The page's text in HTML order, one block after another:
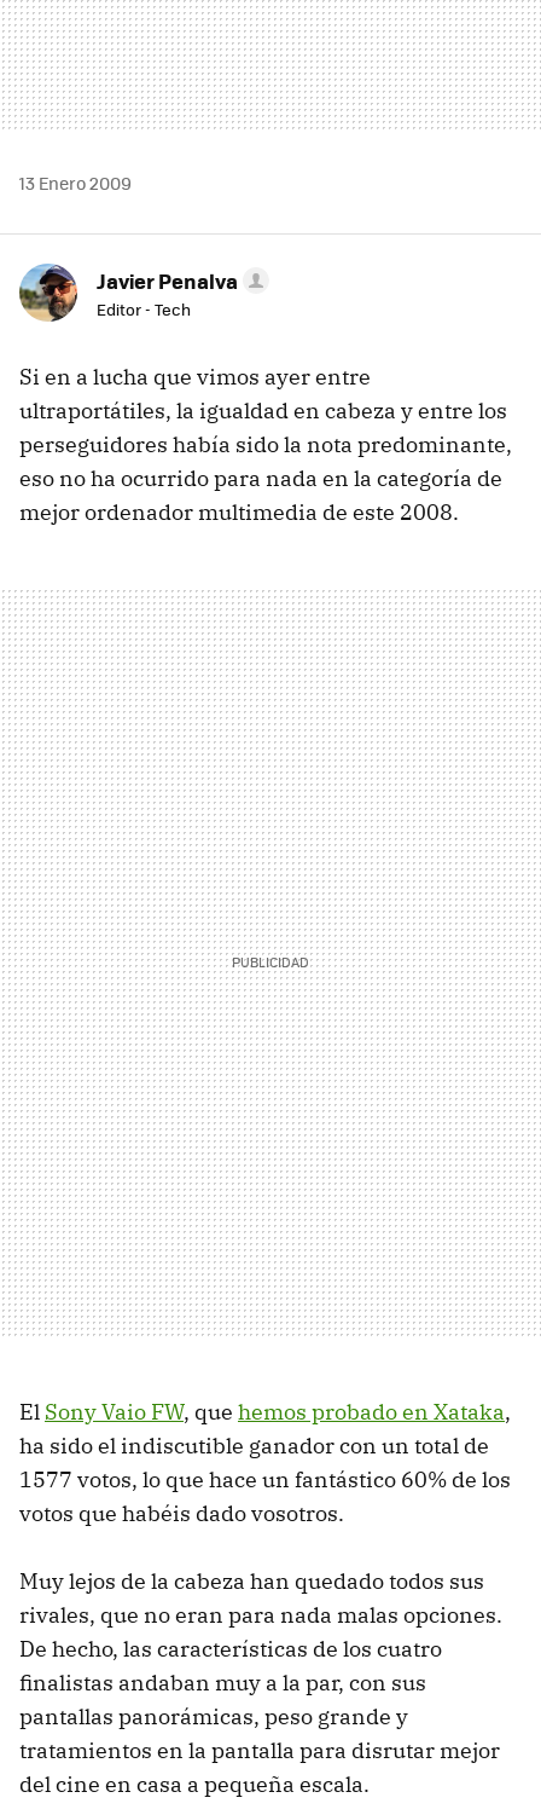
13 Enero 2009
Javier Penalva
Editor - Tech
Si en a lucha que vimos ayer entre
ultraportátiles, la igualdad en cabeza y entre los
perseguidores había sido la nota predominante,
eso no ha ocurrido para nada en la categoría de
mejor ordenador multimedia de este 2008.
El Sony Vaio FW, que hemos probado en Xataka,
ha sido el indiscutible ganador con un total de
1577 votos, lo que hace un fantástico 60% de los
votos que habéis dado vosotros.
Muy lejos de la cabeza han quedado todos sus
rivales, que no eran para nada malas opciones.
De hecho, las características de los cuatro
finalistas andaban muy a la par, con sus
pantallas panorámicas, peso grande y
tratamientos en la pantalla para disrutar mejor
del cine en casa a pequeña escala.